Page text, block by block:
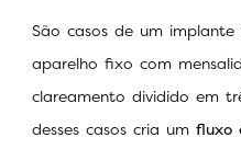
São casos de um
aparelho fixo com
clareamento dividido em
desses casos cria um fluxo